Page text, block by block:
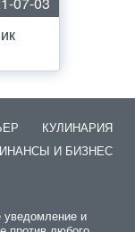
КУЛИНАРИЯ
И БИЗНЕС
и